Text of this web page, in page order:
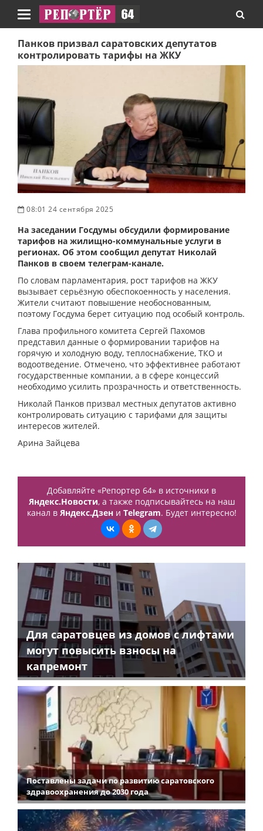
Навигация
Панков призвал саратовских депутатов
контролировать тарифы на ЖКУ
08:01 24 сентября 2025
На заседании Госдумы обсудили формирование
тарифов на жилищно-коммунальные услуги в
регионах. Об этом сообщил депутат Николай
Панков в своем телеграм-канале.
По словам парламентария, рост тарифов на ЖКУ
вызывает серьёзную обеспокоенность у населения.
Жители считают повышение необоснованным,
поэтому Госдума берет ситуацию под особый контроль.
Глава профильного комитета Сергей Пахомов
представил данные о формировании тарифов на
горячую и холодную воду, теплоснабжение, ТКО и
водоотведение. Отмечено, что эффективнее работают
государственные компании, а в сфере концессий
необходимо усилить прозрачность и ответственность.
Николай Панков призвал местных депутатов активно
контролировать ситуацию с тарифами для защиты
интересов жителей.
Арина Зайцева
Добавляйте «Репортер 64» в источники в
Яндекс.Новости, а также подписывайтесь на наш
канал в Яндекс.Дзени Telegram. Будет интересно!
Для саратовцев из домов с лифтами
могут повысить взносы на
капремонт
Поставлены задачи по развитию саратовского
здравоохранения до 2030 года